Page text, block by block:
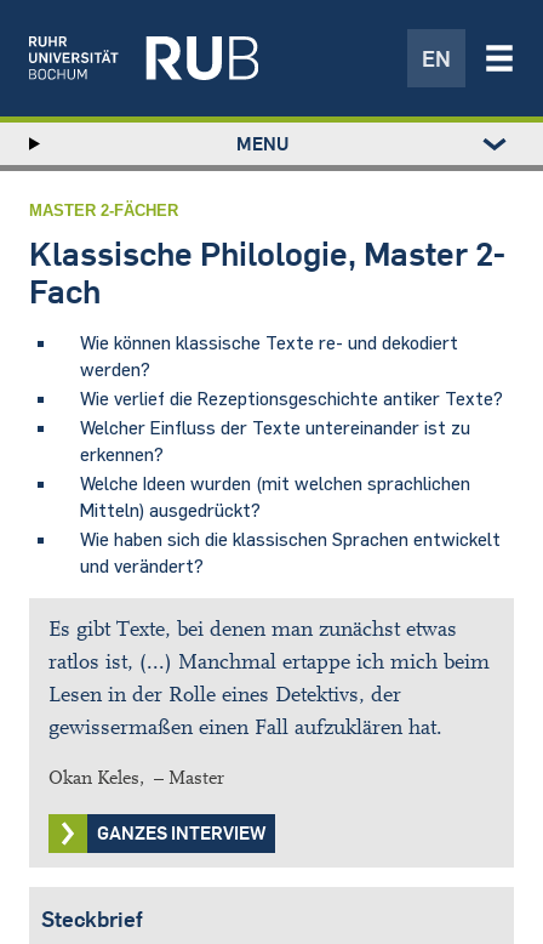
EN
STUDIUM
FORSCHUNG
TRANSFER
NEWS
ÜBER UNS
EINRICHTUNGEN
Left
study
menu
MENU
MASTER 2-FÄCHER
Klassische Philologie, Master 2-
Fach
Wie können klassische Texte re- und dekodiert
werden?
Wie verlief die Rezeptionsgeschichte antiker Texte?
Welcher Einfluss der Texte untereinander ist zu
erkennen?
Welche Ideen wurden (mit welchen sprachlichen
Mitteln) ausgedrückt?
Wie haben sich die klassischen Sprachen entwickelt
und verändert?
Es gibt Texte, bei denen man zunächst etwas
ratlos ist, (...) Manchmal ertappe ich mich beim
Lesen in der Rolle eines Detektivs, der
gewissermaßen einen Fall aufzuklären hat.
Okan Keles, – Master
GANZES INTERVIEW
Steckbrief